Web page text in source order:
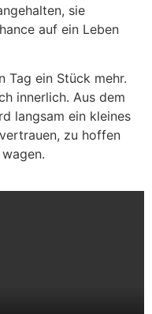
sie
auf ein Leben
Tag ein Stück mehr.
innerlich. Aus dem
langsam ein kleines
zu hoffen